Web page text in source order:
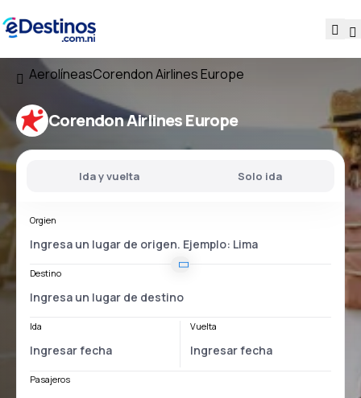
AerolíneasCorendon Airlines Europe
Corendon Airlines Europe
Ida y vuelta Solo ida
Orgien
Destino
Ida Vuelta
Pasajeros